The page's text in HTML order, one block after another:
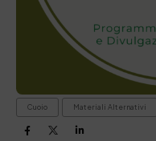
Cuoio Materiali Alternativi